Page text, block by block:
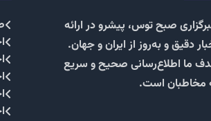
صبح توس، پیشرو در ارائه
دقیق و به‌روز از ایران و جهان.
ما اطلاع‌رسانی صحیح و سریع
مخاطبان است.